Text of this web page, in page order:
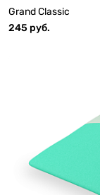
Grand Classic
245 руб.